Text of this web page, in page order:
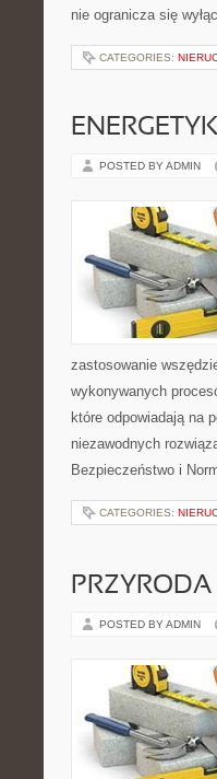
nie ogranicza się
CATEGORIES:
POSTED BY ADMIN
zastosowanie
wykonywanych
które odpowiadają na
niezawodnych
Bezpieczeństwo i
CATEGORIES:
POSTED BY ADMIN